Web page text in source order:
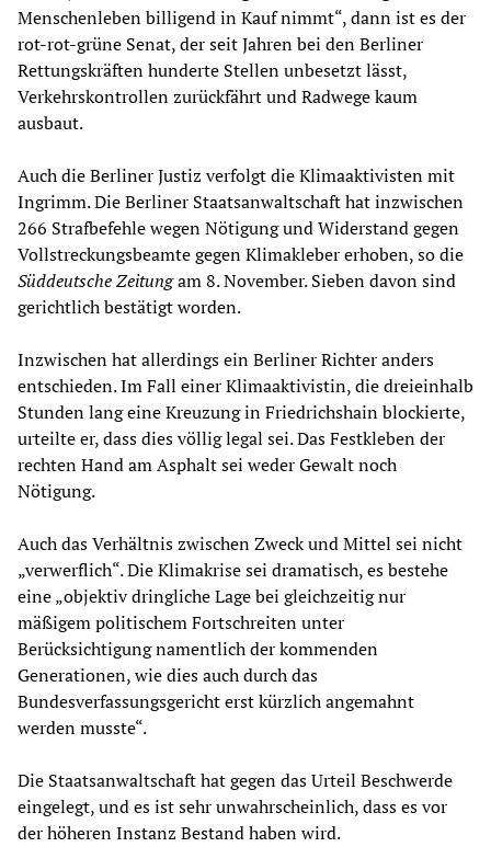
Menschenleben billigend in Kauf nimmt“, dann ist es der
rot-rot-grüne Senat, der seit Jahren bei den Berliner
Rettungskräften hunderte Stellen unbesetzt lässt,
Verkehrskontrollen zurückfährt und Radwege kaum
ausbaut.
Auch die Berliner Justiz verfolgt die Klimaaktivisten mit
Ingrimm. Die Berliner Staatsanwaltschaft hat inzwischen
266 Strafbefehle wegen Nötigung und Widerstand gegen
Vollstreckungsbeamte gegen Klimakleber erhoben, so die
Süddeutsche Zeitungam 8. November. Sieben davon sind
gerichtlich bestätigt worden.
Inzwischen hat allerdings ein Berliner Richter anders
entschieden. Im Fall einer Klimaaktivistin, die dreieinhalb
Stunden lang eine Kreuzung in Friedrichshain blockierte,
urteilte er, dass dies völlig legal sei. Das Festkleben der
rechten Hand am Asphalt sei weder Gewalt noch
Nötigung.
Auch das Verhältnis zwischen Zweck und Mittel sei nicht
„verwerflich“. Die Klimakrise sei dramatisch, es bestehe
eine „objektiv dringliche Lage bei gleichzeitig nur
mäßigem politischem Fortschreiten unter
Berücksichtigung namentlich der kommenden
Generationen, wie dies auch durch das
Bundesverfassungsgericht erst kürzlich angemahnt
werden musste“.
Die Staatsanwaltschaft hat gegen das Urteil Beschwerde
eingelegt, und es ist sehr unwahrscheinlich, dass es vor
der höheren Instanz Bestand haben wird.